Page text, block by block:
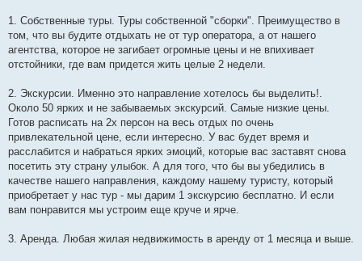
н
я
1. Собственные туры. Туры собственной "сборки". Преимущество в
том, что вы будите отдыхать не от тур оператора, а от нашего
агентства, которое не загибает огромные цены и не впихивает
отстойники, где вам придется жить целые 2 недели.
2. Экскурсии. Именно это направление хотелось бы выделить!.
Около 50 ярких и не забываемых экскурсий. Самые низкие цены.
Готов расписать на 2х персон на весь отдых по очень
привлекательной цене, если интересно. У вас будет время и
расслабится и набраться ярких эмоций, которые вас заставят снова
посетить эту страну улыбок. А для того, что бы вы убедились в
качестве нашего направления, каждому нашему туристу, который
приобретает у нас тур - мы дарим 1 экскурсию бесплатно. И если
вам понравится мы устроим еще круче и ярче.
3. Аренда. Любая жилая недвижимость в аренду от 1 месяца и выше.